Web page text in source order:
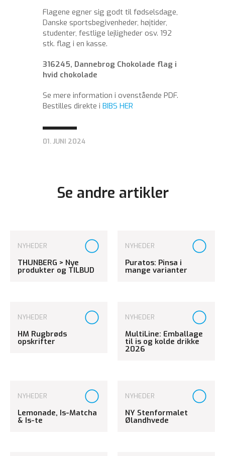
Flagene egner sig godt til fødselsdage,
Danske sportsbegivenheder, højtider,
studenter, festlige lejligheder osv. 192
stk. flag i en kasse.
316245, Dannebrog Chokolade flag i
hvid chokolade
Se mere information i ovenstående PDF.
Bestilles direkte i BIBS HER
01. JUNI 2024
Se andre artikler
NYHEDER
THUNBERG > Nye
produkter og TILBUD
NYHEDER
Puratos: Pinsa i
mange varianter
NYHEDER
HM Rugbrøds
opskrifter
NYHEDER
MultiLine: Emballage
til is og kolde drikke
2026
NYHEDER
Lemonade, Is-Matcha
& Is-te
NYHEDER
NY Stenformalet
Ølandhvede